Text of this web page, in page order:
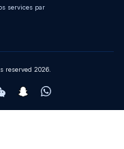
services par
reserved 2026.